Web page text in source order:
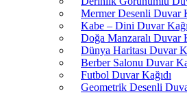
Mermer Desenli Duvar
Kabe – Dini Duvar
Doğa Manzaralı Duvar
Dünya Haritası Duvar
Berber Salonu Duvar
Futbol Duvar Kağıdı
Geometrik Desenli